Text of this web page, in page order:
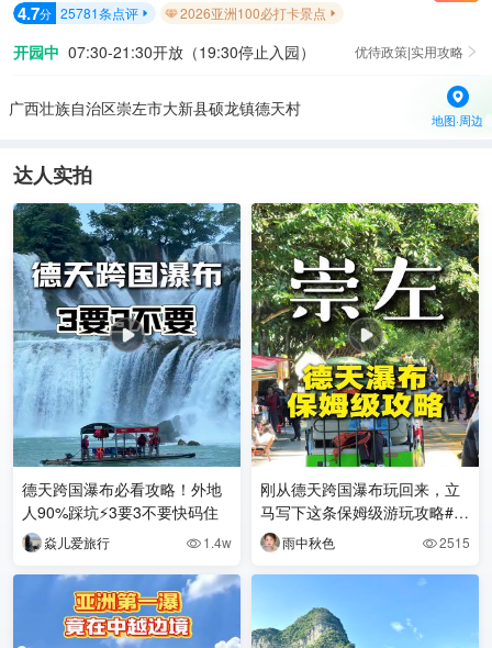
4.7分 25781条点评  2026亚洲100必打卡景点 
开园中 07:30-21:30开放（19:30停止入园） 优待政策|实用攻略 
广西壮族自治区崇左市大新县硕龙镇德天村
地图·周边
达人实拍
德天跨国瀑布必看攻略！外地
人90%踩坑⚡3要3不要快码住
焱儿爱旅行  1.4w
刚从德天跨国瀑布玩回来，立
马写下这条保姆级游玩攻略#崇
左旅游雨中秋色 2515